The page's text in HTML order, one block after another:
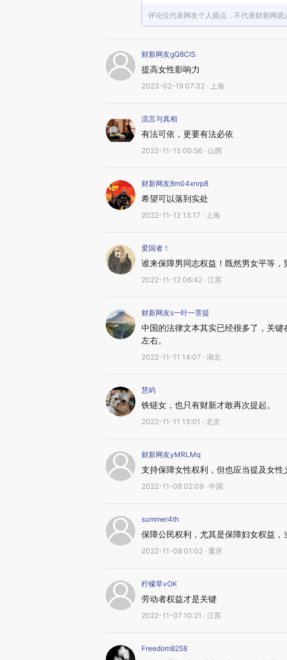
评论仅代表网友个人观点，不代表财新网观
财新网友gQ8CIS
提高女性影响力
2023-02-19 07:32 · 上海
流言与真相
有法可依，更要有法必依
2022-11-15 00:56 · 山西
财新网友8m04xnrp8
希望可以落到实处
2022-11-12 13:17 · 上海
爱国者！
谁来保障男同志权益！既然男女平等，
2022-11-12 06:42 · 江苏
财新网友s一叶一菩提
中国的法律文本其实已经很多了，关
左右。
2022-11-11 14:07 · 湖北
慧屿
铁链女，也只有财新才敢再次提起。
2022-11-11 13:01 · 北京
财新网友yMRLMq
支持保障女性权利，但也应当提及女性
2022-11-08 02:09 · 中国
summer4th
保障公民权利，尤其是保障妇女权益，
2022-11-08 01:02 · 重庆
柠檬草vOK
劳动者权益才是关键
2022-11-07 10:21 · 江苏
Freedom8258